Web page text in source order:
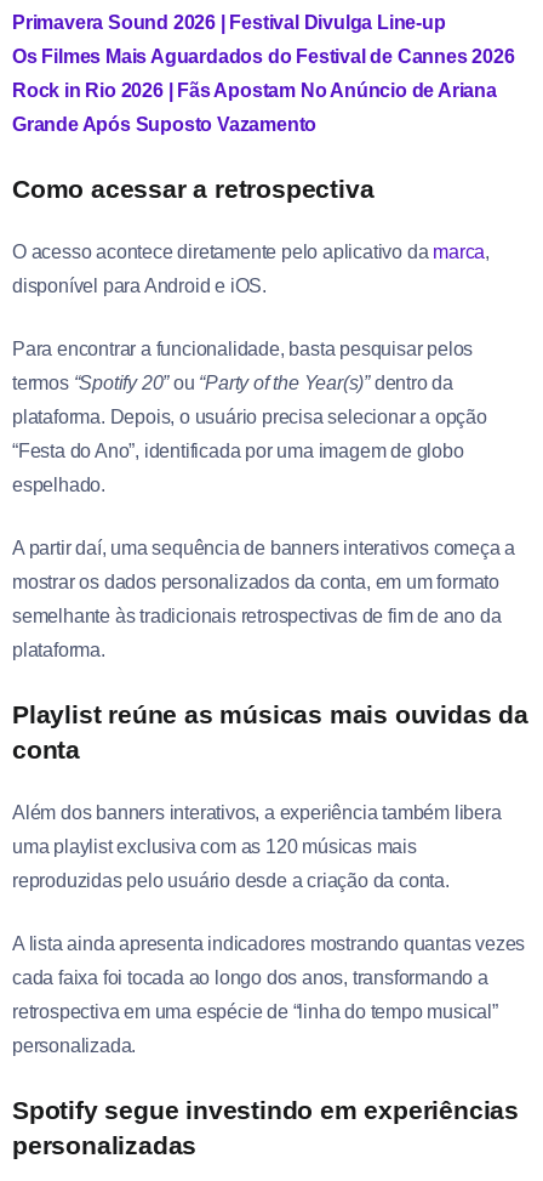
Primavera Sound 2026 | Festival Divulga Line-up
Os Filmes Mais Aguardados do Festival de Cannes 2026
Rock in Rio 2026 | Fãs Apostam No Anúncio de Ariana
Grande Após Suposto Vazamento
Como acessar a retrospectiva
O acesso acontece diretamente pelo aplicativo da marca,
disponível para Android e iOS.
Para encontrar a funcionalidade, basta pesquisar pelos
termos “Spotify 20”ou “Party of the Year(s)”dentro da
plataforma. Depois, o usuário precisa selecionar a opção
“Festa do Ano”, identificada por uma imagem de globo
espelhado.
A partir daí, uma sequência de banners interativos começa a
mostrar os dados personalizados da conta, em um formato
semelhante às tradicionais retrospectivas de fim de ano da
plataforma.
Playlist reúne as músicas mais ouvidas da
conta
Além dos banners interativos, a experiência também libera
uma playlist exclusiva com as 120 músicas mais
reproduzidas pelo usuário desde a criação da conta.
A lista ainda apresenta indicadores mostrando quantas vezes
cada faixa foi tocada ao longo dos anos, transformando a
retrospectiva em uma espécie de “linha do tempo musical”
personalizada.
Spotify segue investindo em experiências
personalizadas